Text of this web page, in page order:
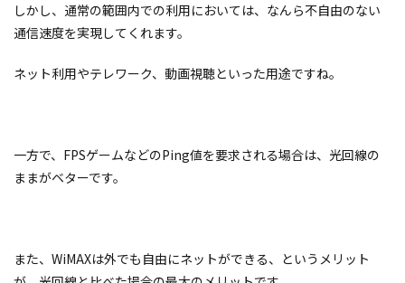
しかし、通常の範囲内での利用においては、なんら不自由のない
通信速度を実現してくれます。
ネット利用やテレワーク、動画視聴といった用途ですね。
一方で、FPSゲームなどのPing値を要求される場合は、光回線の
ままがベターです。
また、WiMAXは外でも自由にネットができる、というメリット